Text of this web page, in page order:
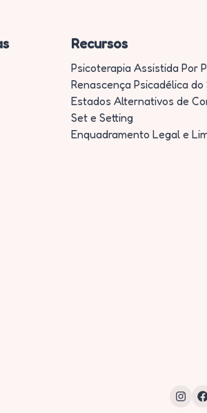
Recursos
Psicoterapia Assistida Por
Renascença Psicadélica do
Estados Alternativos de
Set e Setting
Enquadramento Legal e